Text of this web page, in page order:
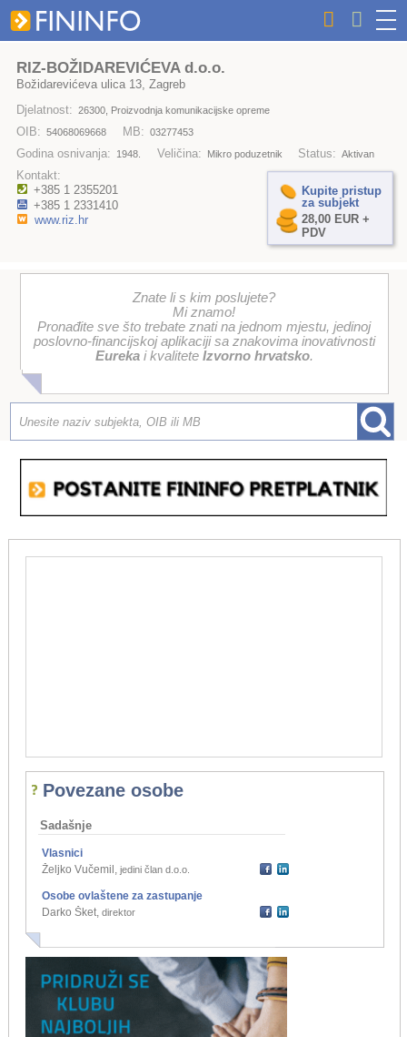
RIZ-BOŽIDAREVIĆEVA d.o.o.
Božidarevićeva ulica 13, Zagreb
Djelatnost: 26300, Proizvodnja komunikacijske opreme
OIB: 54068069668 MB: 03277453
Godina osnivanja: 1948. Veličina: Mikro poduzetnik Status: Aktivan
Kontakt:
+385 1 2355201
+385 1 2331410
www.riz.hr
Kupite pristup
za subjekt
28,00 EUR +
PDV
Znate li s kim poslujete?
Mi znamo!
Pronađite sve što trebate znati na jednom mjestu, jedinoj
poslovno-financijskoj aplikaciji sa znakovima inovativnosti
Eurekai kvalitete Izvorno hrvatsko.
Povezane osobe
Sadašnje
Vlasnici
Željko Vučemil , jedini član d.o.o.
Osobe ovlaštene za zastupanje
Darko Šket, direktor